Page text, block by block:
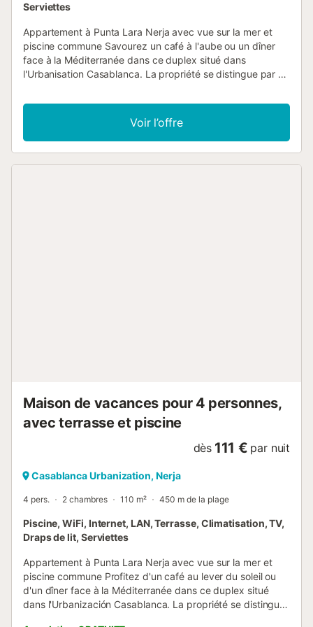
Serviettes
Appartement à Punta Lara Nerja avec vue sur la mer et
piscine commune Savourez un café à l'aube ou un dîner
face à la Méditerranée dans ce duplex situé dans
l'Urbanisation Casablanca. La propriété se distingue par sa
naturelle tout au long de la journée et des vues dégagées
sur la mer et la Sierra de Almijara. C'est le logement idéal
pour ceux qui recherchent la tranquillité sans renoncer au
confort d'une maison entièrement équipée avec Wi-Fi et
Voir l’offre
Maison de vacances pour 4 personnes,
avec terrasse et piscine
dès 111 € par nuit
Casablanca Urbanization, Nerja
4 pers. 2 chambres 110 m² 450 m de la plage
Piscine, WiFi, Internet, LAN, Terrasse, Climatisation, TV,
Draps de lit, Serviettes
Appartement à Punta Lara Nerja avec vue sur la mer et
piscine commune Profitez d'un café au lever du soleil ou
d'un dîner face à la Méditerranée dans ce duplex situé
dans l'Urbanización Casablanca. La propriété se distingue